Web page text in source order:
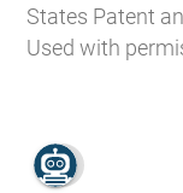
States Patent
Used with